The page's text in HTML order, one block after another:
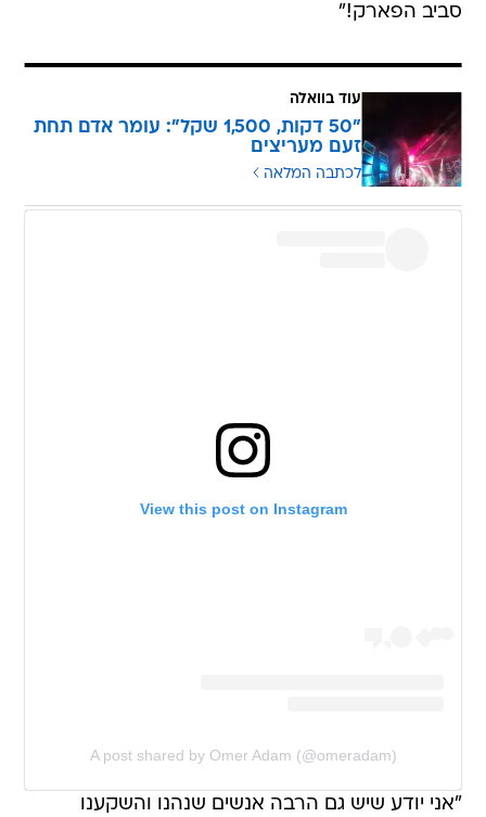
סביב הפארק!"
עוד בוואלה
"50 דקות, 1,500 שקל": עומר אדם תחת
זעם מעריצים
לכתבה המלאה
View this post on Instagram
A post shared by Omer Adam (@omeradam)
"אני יודע שיש גם הרבה אנשים שנהנו והשקענו